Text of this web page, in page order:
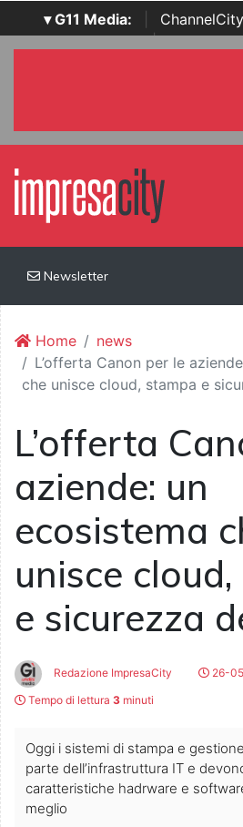
▾ G11 Media: ChannelCity
SecurityOpenLab | Italian
Newsletter
Home
news
L’offerta Canon per le
che unisce cloud, stampa e
L’offerta
aziende: un
ecosistema
unisce
e sicurezza
Redazione ImpresaCity
26-
Tempo di lettura 3 minuti
Oggi i sistemi di stampa e
parte dell’infrastruttura IT e
caratteristiche hadrware e
meglio